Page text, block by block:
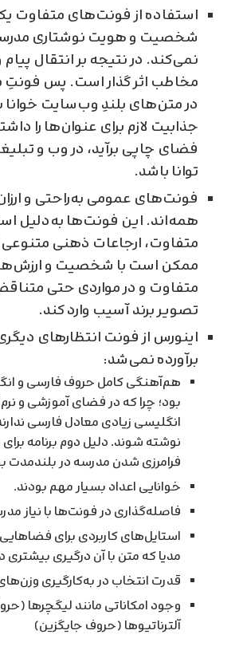
استفاده از فونت‌های متفاوت
شخصیت و هویت نوشتاری مدرسه
نمی‌کند. در نتیجه بر انتقال پیام
مخاطب اثر گذار است. پس فونتِ
در متن‌های بلندِ وب‌سایت خوانا
جذابیت لازم برای عنوان‌ها را
فضای چاپی برآید، در وب و
توانا باشد.
فونت‌های عمومی به‌راحتی و
همه‌اند. این فونت‌ها به‌دلیل
متفاوت، ارجاعات ذهنی متنوعی
ممکن است با شخصیت و
متفاوت و در مواردی حتی
تصویر برند آسیب وارد کند.
اینورس از فونت انتظارهای
برآورده نمی‌شد:
هم‌آهنگی کامل حروف فارسی و
بود؛ چرا که در فضای آموزشی و
انگلیسی زیادی معادل فارسی
نوشته شوند. دلیل دوم برنامه
فرامرزی شدن مدرسه در بلندمدت
خوانایی اعداد بسیار مهم بودند.
فاصله‌گذاری در فونت‌ها با نیاز
استایل‌های کاربردی برای
مدیا که متن با آن درگیری
قدرت انتخاب در به‌کارگیری
وجود امکاناتی مانند لیگچرها
آلترناتیوها (حروف جایگزین)